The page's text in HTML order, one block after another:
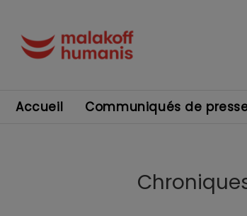
Accueil Communiqués de